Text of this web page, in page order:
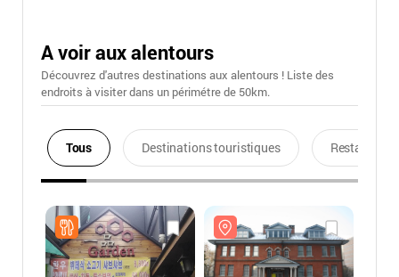
A voir aux alentours
Découvrez d'autres destinations aux alentours ! Liste des
endroits à visiter dans un périmétre de 50km.
Tous Destinations touristiques Restaurants